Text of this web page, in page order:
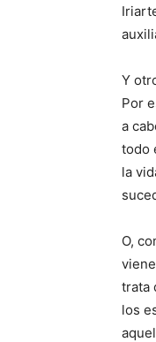
Y
Por
a
todo
la
O,
trata
los